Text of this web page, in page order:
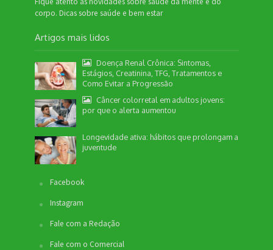
corpo. Dicas sobre saúde e bem estar
Artigos mais lidos
Doença Renal Crônica: Sintomas,
Estágios, Creatinina, TFG, Tratamentos e
Como Evitar a Progressão
Câncer colorretal em adultos jovens:
por que o alerta aumentou
Longevidade ativa: hábitos que prolongam a
juventude
Facebook
Instagram
Fale com a Redação
Fale com o Comercial